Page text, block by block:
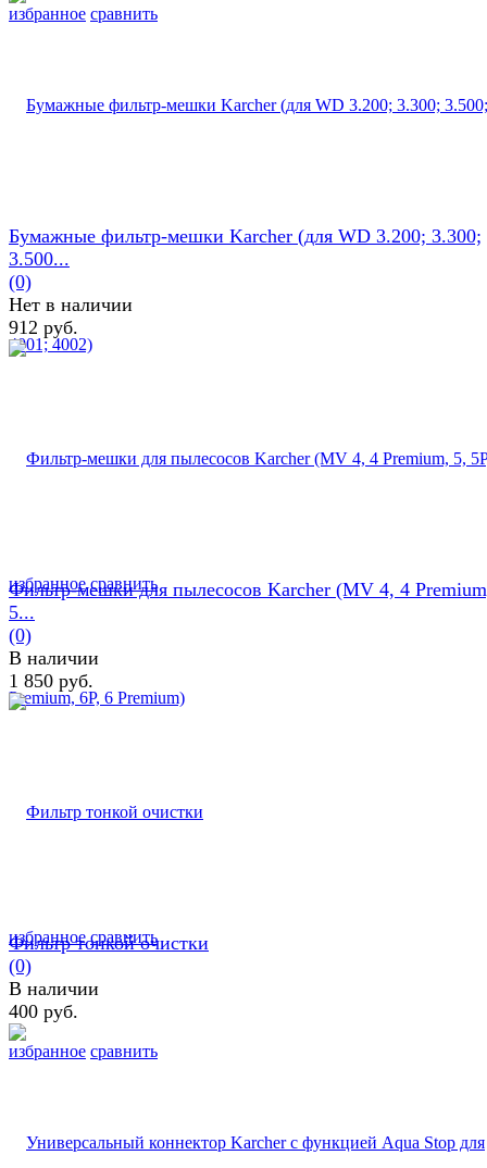
избранное сравнить
избранное сравнить
Бумажные фильтр-мешки Karcher (для WD 3.200; 3.300;
3.500...
(0)
Нет в наличии
912 руб.
избранное сравнить
Фильтр-мешки для пылесосов Karcher (MV 4, 4
5...
(0)
В наличии
1 850 руб.
избранное сравнить
Фильтр тонкой очистки
(0)
В наличии
400 руб.